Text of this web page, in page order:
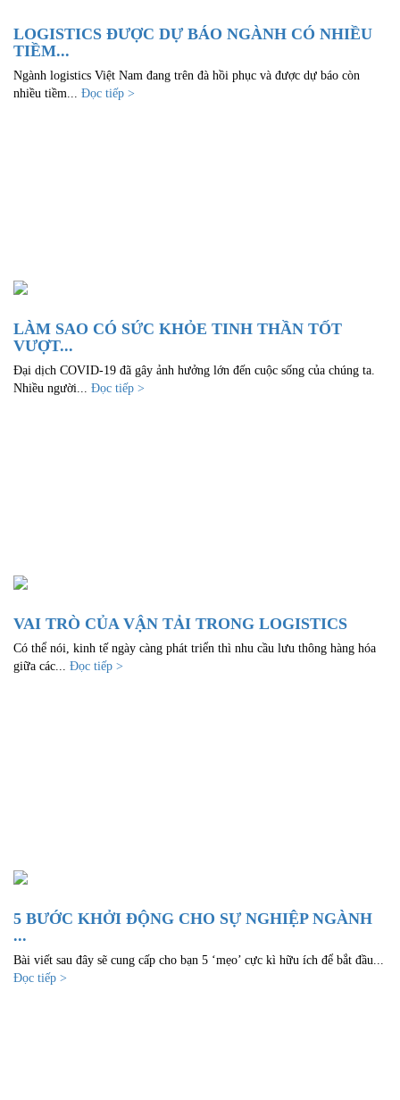
LOGISTICS ĐƯỢC DỰ BÁO NGÀNH CÓ NHIỀU
TIỀM...
Ngành logistics Việt Nam đang trên đà hồi phục và được dự báo còn
nhiều tiềm... Đọc tiếp >
LÀM SAO CÓ SỨC KHỎE TINH THẦN TỐT
VƯỢT...
Đại dịch COVID-19 đã gây ảnh hưởng lớn đến cuộc sống của chúng ta.
Nhiều người... Đọc tiếp >
VAI TRÒ CỦA VẬN TẢI TRONG LOGISTICS
Có thể nói, kinh tế ngày càng phát triển thì nhu cầu lưu thông hàng hóa
giữa các... Đọc tiếp >
5 BƯỚC KHỞI ĐỘNG CHO SỰ NGHIỆP NGÀNH
...
Bài viết sau đây sẽ cung cấp cho bạn 5 ‘mẹo’ cực kì hữu ích để bắt đầu...
Đọc tiếp >